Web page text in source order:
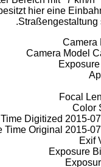
hier eine
Straßengestaltung
Camera
Camera Model
Focal
Color
Digitized 2015-
Time Original 2015-
Exif
Exposure